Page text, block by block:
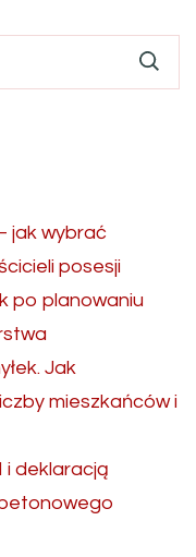
jak wybrać
posesji
po planowaniu
Jak
mieszkańców i
i deklaracją